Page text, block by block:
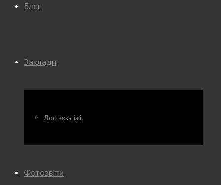
Блог
Заклади
Доставка їжі
Фотозвіти